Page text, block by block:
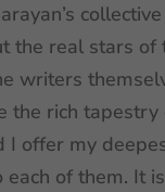
the real stars of
writers
the rich tapestry
I offer my
of them. It